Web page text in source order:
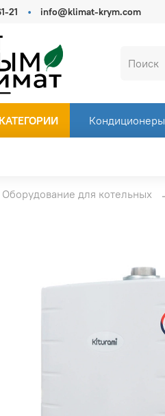
21 info@klimat-krym.com
Кондиционеры
Оборудование для котельных